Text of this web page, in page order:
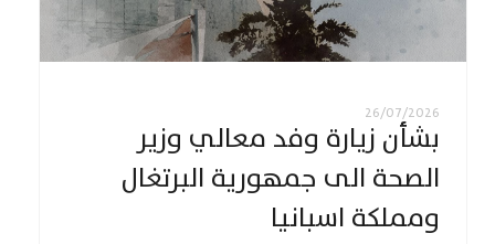
26/07/2026
بشأن زيارة وفد معالي وزير
الصحة الى جمهورية البرتغال
ومملكة اسبانيا